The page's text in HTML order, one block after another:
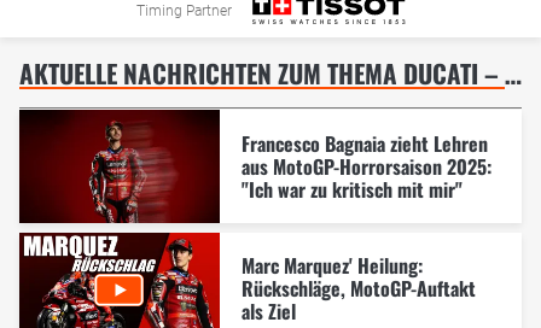
Timing Partner
AKTUELLE NACHRICHTEN ZUM THEMA DUCATI – SEITE 6
Francesco Bagnaia zieht Lehren
aus MotoGP-Horrorsaison 2025:
"Ich war zu kritisch mit mir"
Marc Marquez' Heilung:
Rückschläge, MotoGP-Auftakt
als Ziel